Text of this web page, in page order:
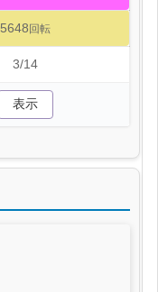
5648回転
3/14
表示